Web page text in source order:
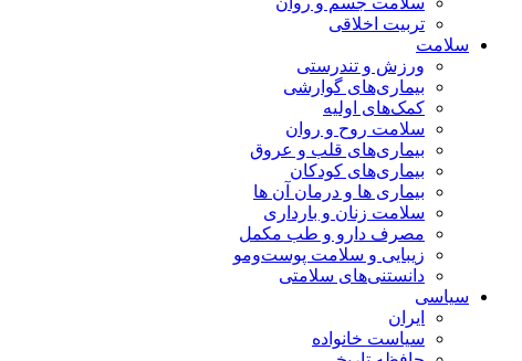
تربیت اخلاقی
سلامت
ورزش و تندرستی
بیماری‌های گوارشی
کمک‌های اولیه
سلامت روح و روان
بیماری‌های قلب و عروق
بیماری‌های کودکان
بیماری ها و درمان آن ها
سلامت زنان و بارداری
مصرف دارو و طب مکمل
زیبایی و سلامت پوست‌ومو
دانستنی‌های سلامتی
سیاسی
ایران
سیاست خانواده